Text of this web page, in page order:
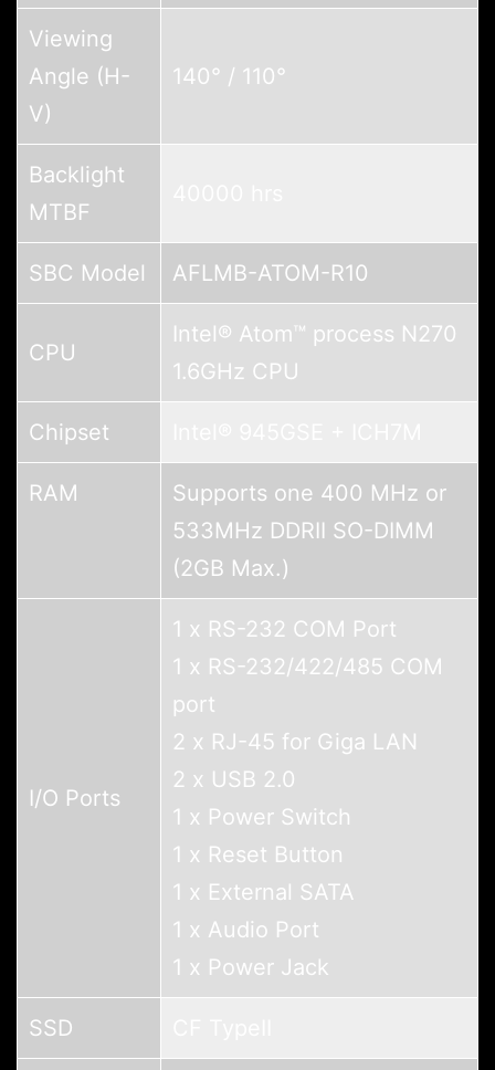
Viewing
Angle (H-
V)
140° / 110°
Backlight
MTBF
SBC Model AFLMB-ATOM-R10
CPU
Intel® Atom™ process N270
1.6GHz CPU
Chipset
RAM
Supports one 400 MHz or
533MHz DDRII SO-DIMM
(2GB Max.)
I/O Ports
1 x RS-232 COM Port
1 x RS-232/422/485 COM
port
2 x RJ-45 for Giga LAN
2 x USB 2.0
1 x Power Switch
1 x Reset Button
1 x External SATA
1 x Audio Port
1 x Power Jack
SSD